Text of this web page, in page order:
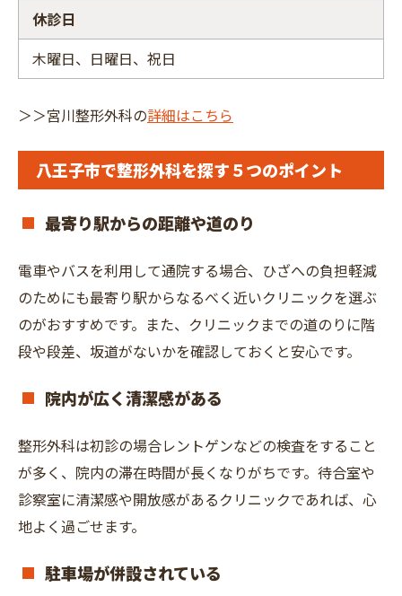
休診日
木曜日、日曜日、祝日
＞＞宮川整形外科の詳細はこちら
八王子市で整形外科を探す５つのポイント
最寄り駅からの距離や道のり
電車やバスを利用して通院する場合、ひざへの負担軽減
のためにも最寄り駅からなるべく近いクリニックを選ぶ
のがおすすめです。また、クリニックまでの道のりに階
段や段差、坂道がないかを確認しておくと安心です。
院内が広く清潔感がある
整形外科は初診の場合レントゲンなどの検査をすること
が多く、院内の滞在時間が長くなりがちです。待合室や
診察室に清潔感や開放感があるクリニックであれば、心
地よく過ごせます。
駐車場が併設されている